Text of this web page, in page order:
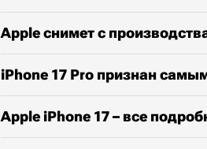
Apple снимет с
iPhone 17 Pro признан
Apple iPhone 17 – все